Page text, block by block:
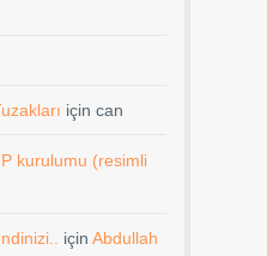
için can
kurulumu (resimli
için Abdullah